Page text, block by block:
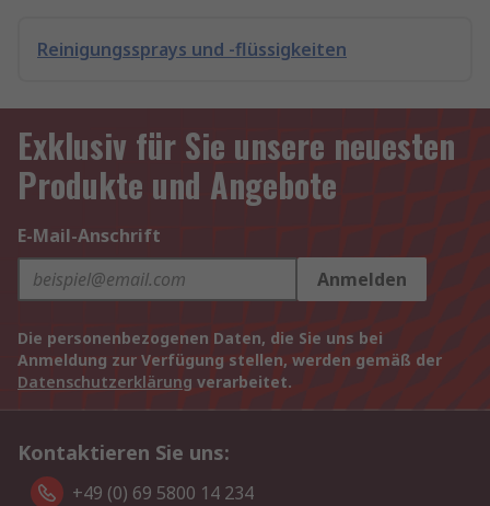
Reinigungssprays und -flüssigkeiten
Exklusiv für Sie unsere neuesten
Produkte und Angebote
E-Mail-Anschrift
Anmelden
Die personenbezogenen Daten, die Sie uns bei
Anmeldung zur Verfügung stellen, werden gemäß der
Datenschutzerklärung verarbeitet.
Kontaktieren Sie uns:
+49 (0) 69 5800 14 234